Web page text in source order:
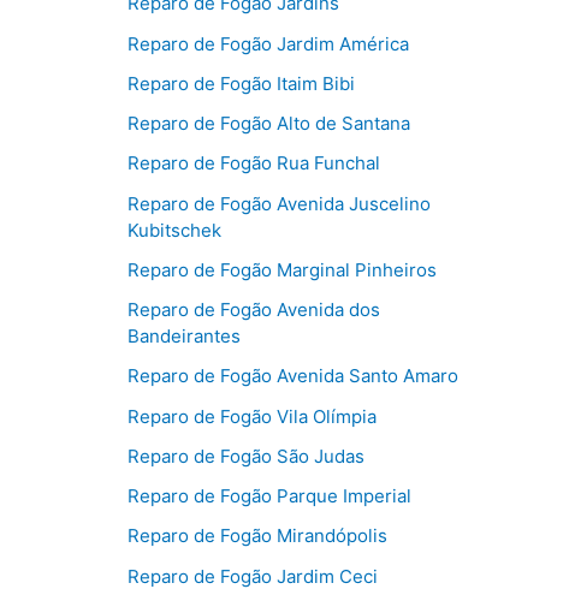
Reparo de Fogão Jardim América
Reparo de Fogão Itaim Bibi
Reparo de Fogão Alto de Santana
Reparo de Fogão Rua Funchal
Reparo de Fogão Avenida Juscelino
Kubitschek
Reparo de Fogão Marginal Pinheiros
Reparo de Fogão Avenida dos
Bandeirantes
Reparo de Fogão Avenida Santo Amaro
Reparo de Fogão Vila Olímpia
Reparo de Fogão São Judas
Reparo de Fogão Parque Imperial
Reparo de Fogão Mirandópolis
Reparo de Fogão Jardim Ceci